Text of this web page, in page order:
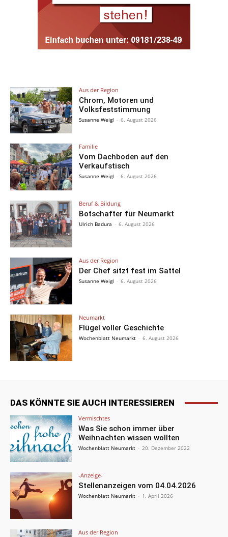
Aus der Region
Chrom, Motoren und
Volksfeststimmung
Susanne Weigl - 6. August 2026
Familie
Vom Dachboden auf den
Verkaufstisch
Susanne Weigl - 6. August 2026
Beruf & Bildung
Botschafter für Neumarkt
Ulrich Badura - 6. August 2026
Aus der Region
Der Chef sitzt fest im Sattel
Susanne Weigl - 6. August 2026
Neumarkt
Flügel voller Geschichte
Wochenblatt Neumarkt - 6. August 2026
DAS KÖNNTE SIE AUCH INTERESSIEREN
Vermischtes
Was Sie schon immer über
Weihnachten wissen wollten
Wochenblatt Neumarkt - 20. Dezember 2022
-Anzeige-
Stellenanzeigen vom 04.04.2026
Wochenblatt Neumarkt - 1. April 2026
Aus der Region